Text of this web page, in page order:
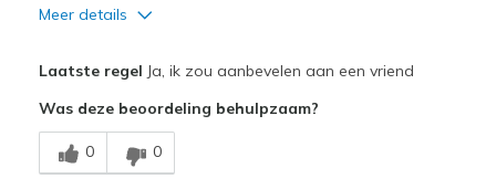
Meer details
Comfortable
Durable
Laatste regel Ja, ik zou aanbevelen aan een vriend
Was deze beoordeling behulpzaam?
0 0